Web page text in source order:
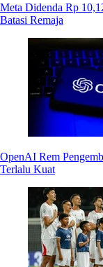
Meta Didenda Rp
Batasi Remaja
OpenAI Rem
Terlalu Kuat